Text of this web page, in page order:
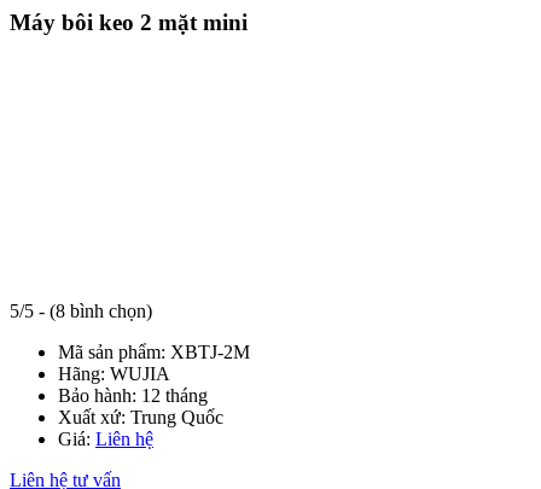
Máy bôi keo 2 mặt mini
5/5 - (8 bình chọn)
Mã sản phẩm: XBTJ-2M
Hãng: WUJIA
Bảo hành: 12 tháng
Xuất xứ: Trung Quốc
Giá: Liên hệ
Liên hệ tư vấn